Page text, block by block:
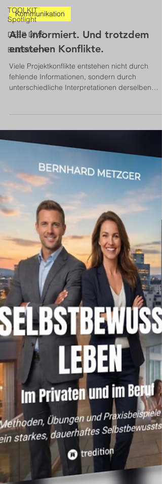
TOOLKIT
Spotlight
DEEP DIVE
BuiltSmart AI
Bernhard Metzger
11. Juni
13 Min. Lesezeit
Kommunikation
Alle informiert. Und trotzdem
entstehen Konflikte.
Viele Projektkonflikte entstehen nicht durch
Kommunikation erst beim Empfänger beginnt
wie Projektverantwortliche Missverständnisse,
Widerstände und Abstimmungsprobleme
vermeiden können.